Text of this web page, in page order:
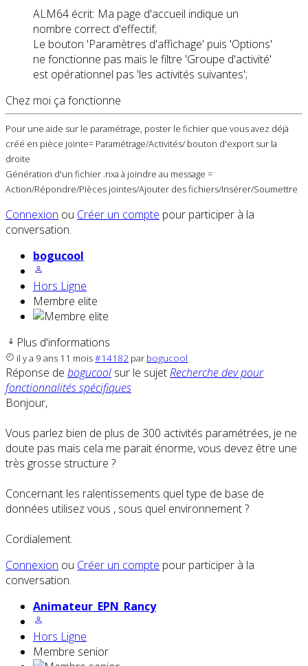
ALM64 écrit: Ma page d'accueil indique un
nombre correct d'effectif;
Le bouton 'Paramètres d'affichage' puis 'Options'
ne fonctionne pas mais le filtre 'Groupe d'activité'
est opérationnel pas 'les activités suivantes';
Chez moi ça fonctionne
Pour une aide sur le paramétrage, poster le fichier que vous avez déjà
créé en pièce jointe= Paramétrage/Activités/ bouton d'export sur la
droite
Génération d'un fichier .nxa à joindre au message =
Action/Répondre/Pièces jointes/Ajouter des fichiers/Insérer/Soumettre
Connexion ou Créer un compte pour participer à la
conversation.
bogucool
Hors Ligne
Membre elite
Plus d'informations
il y a 9 ans 11 mois#14182 par bogucool
Réponse de bogucool sur le sujetRecherche dev pour
fonctionnalités spécifiques
Bonjour,
Vous parlez bien de plus de 300 activités paramétrées, je ne
doute pas mais cela me parait énorme, vous devez être une
très grosse structure ?
Concernant les ralentissements quel type de base de
données utilisez vous , sous quel environnement ?
Cordialement.
Connexion ou Créer un compte pour participer à la
conversation.
Animateur_EPN_Rancy
Hors Ligne
Membre senior